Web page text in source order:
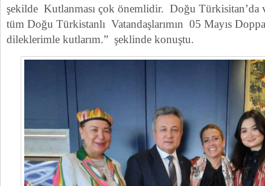
şekilde Kutlanması çok önemlidir. Doğu Türkisitan’da
tüm Doğu Türkistanlı Vatandaşlarımın 05 Mayıs
dileklerimle kutlarım.” şeklinde konuştu.